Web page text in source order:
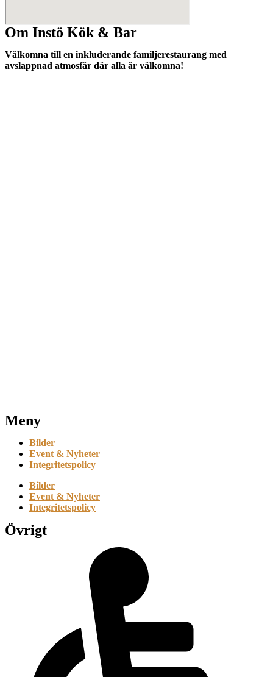
Om Instö Kök & Bar
Välkomna till en inkluderande familjerestaurang med
avslappnad atmosfär där alla är välkomna!
Meny
Bilder
Event & Nyheter
Integritetspolicy
Bilder
Event & Nyheter
Integritetspolicy
Övrigt